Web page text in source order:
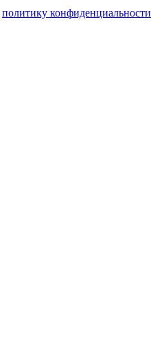
политику конфиденциальности